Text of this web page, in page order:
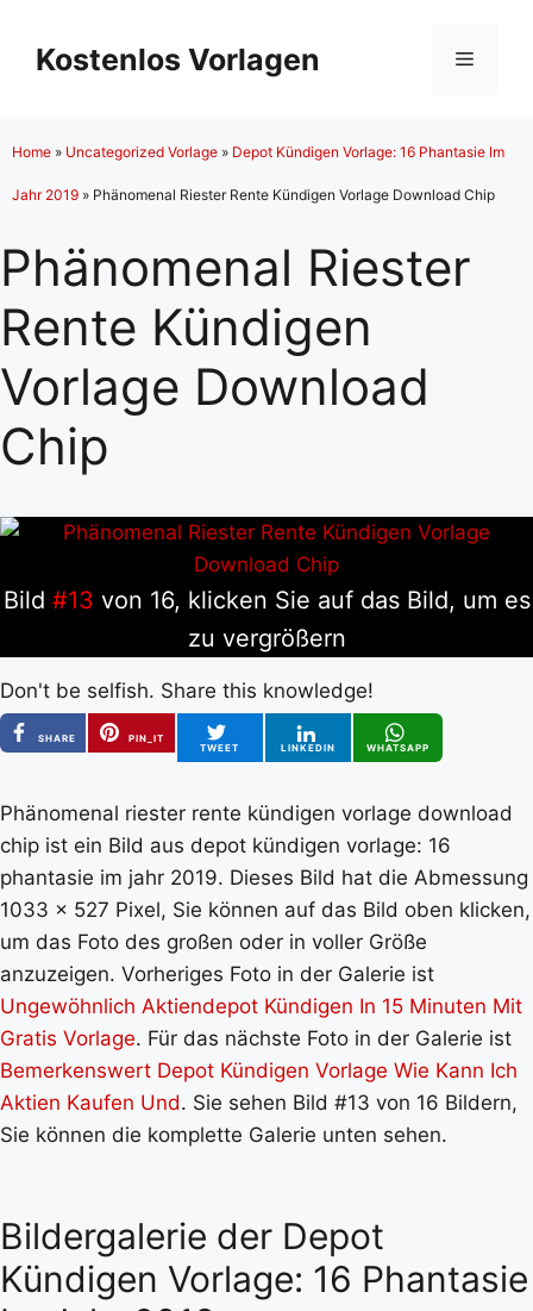
Inhalt
springen
Kostenlos Vorlagen Menü
Home » Uncategorized Vorlage » Depot Kündigen Vorlage: 16 Phantasie Im
Jahr 2019 » Phänomenal Riester Rente Kündigen Vorlage Download Chip
Phänomenal Riester
Rente Kündigen
Vorlage Download
Chip
Bild #13 von 16, klicken Sie auf das Bild, um es
zu vergrößern
Don't be selfish. Share this knowledge!
SHARE
PIN_IT
TWEET
LINKEDIN WHATSAPP
Phänomenal riester rente kündigen vorlage download
chip ist ein Bild aus depot kündigen vorlage: 16
phantasie im jahr 2019. Dieses Bild hat die Abmessung
1033 x 527 Pixel, Sie können auf das Bild oben klicken,
um das Foto des großen oder in voller Größe
anzuzeigen. Vorheriges Foto in der Galerie ist
Ungewöhnlich Aktiendepot Kündigen In 15 Minuten Mit
Gratis Vorlage. Für das nächste Foto in der Galerie ist
Bemerkenswert Depot Kündigen Vorlage Wie Kann Ich
Aktien Kaufen Und. Sie sehen Bild #13 von 16 Bildern,
Sie können die komplette Galerie unten sehen.
Bildergalerie der Depot
Kündigen Vorlage: 16 Phantasie